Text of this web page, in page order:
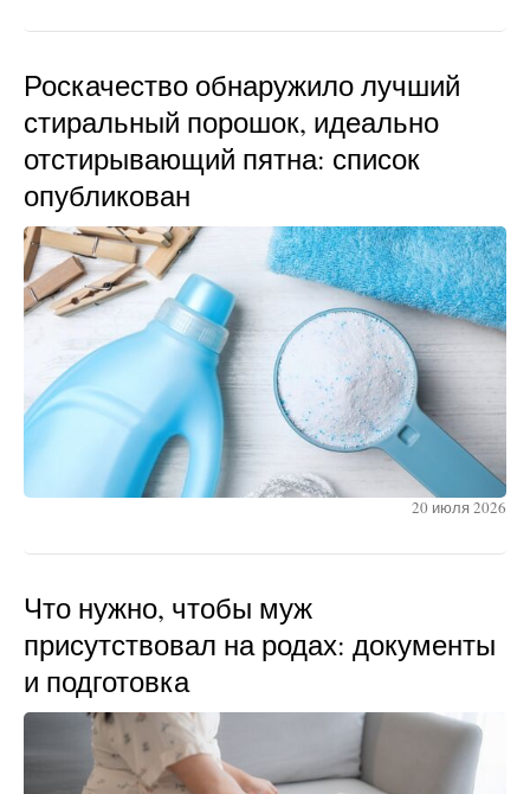
Роскачество обнаружило лучший
стиральный порошок, идеально
отстирывающий пятна: список
опубликован
20 июля 2026
Что нужно, чтобы муж
присутствовал на родах: документы
и подготовка